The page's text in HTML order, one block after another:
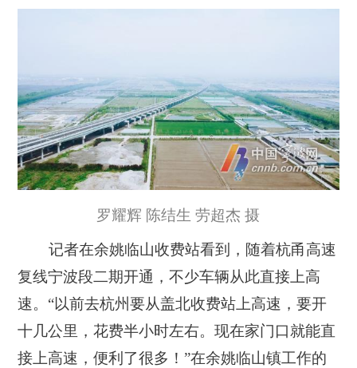
罗耀辉 陈结生 劳超杰 摄
记者在余姚临山收费站看到，随着杭甬高速
复线宁波段二期开通，不少车辆从此直接上高
速。“以前去杭州要从盖北收费站上高速，要开
十几公里，花费半小时左右。现在家门口就能直
接上高速，便利了很多！”在余姚临山镇工作的